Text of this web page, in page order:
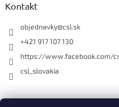
Kontakt
objednavky@csl.sk
+421 917 107 130
https://www.facebook.com/
csl_slovakia